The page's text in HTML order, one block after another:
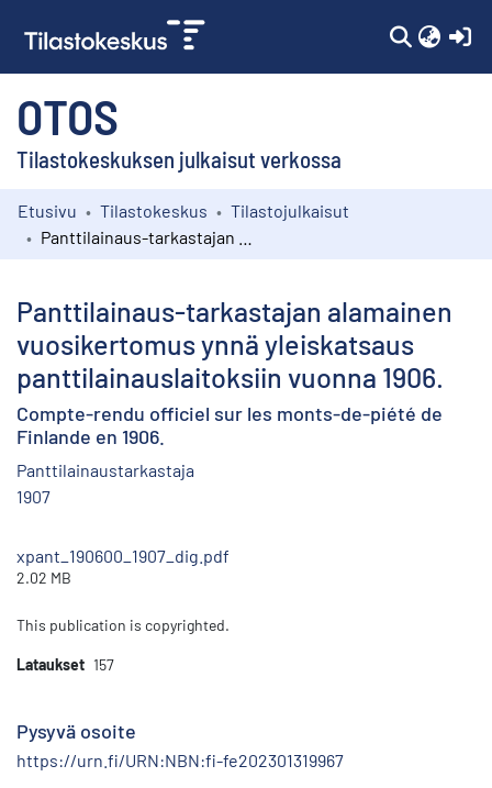
OTOS
Tilastokeskuksen julkaisut verkossa
Kokoelmat
Etusivu Tilastokeskus
Tilastojulkaisut
Panttilainaus-tarkastajan alamainen
vuosikertomus ynnä yleiskatsaus
panttilainauslaitoksiin vuonna 1906.
Compte-rendu officiel sur les monts-de-piété de
Finlande en 1906.
Panttilainaustarkastaja
1907
xpant_190600_1907_dig.pdf
2.02 MB
This publication is copyrighted.
Lataukset 157
Pysyvä osoite
https://urn.fi/URN:NBN:fi-fe202301319967